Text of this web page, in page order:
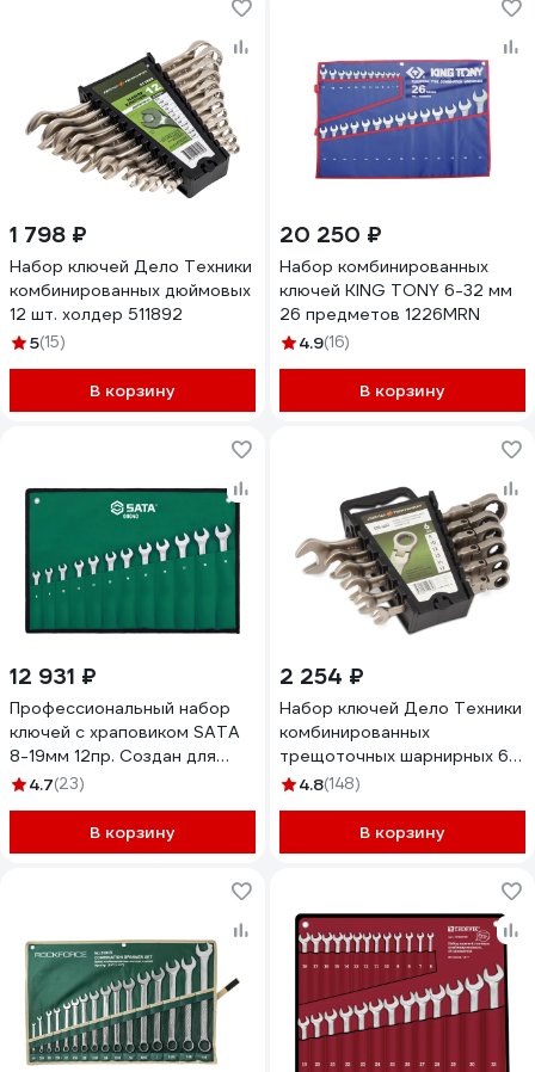
1 798 ₽
Набор ключей Дело Техники
комбинированных дюймовых
12 шт. холдер 511892
5(15)
В корзину
20 250 ₽
Набор комбинированных
ключей KING TONY 6-32 мм
26 предметов 1226MRN
4.9(16)
В корзину
12 931 ₽
Профессиональный набор
ключей с храповиком SATA
8-19мм 12пр. Создан для
полного оснащения
4.7(23)
В корзину
2 254 ₽
Набор ключей Дело Техники
комбинированных
трещоточных шарнирных 6
шт., холдер 515460
4.8(148)
В корзину